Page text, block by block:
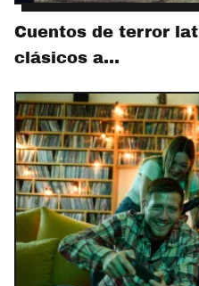
Cuentos de terror
clásicos a…